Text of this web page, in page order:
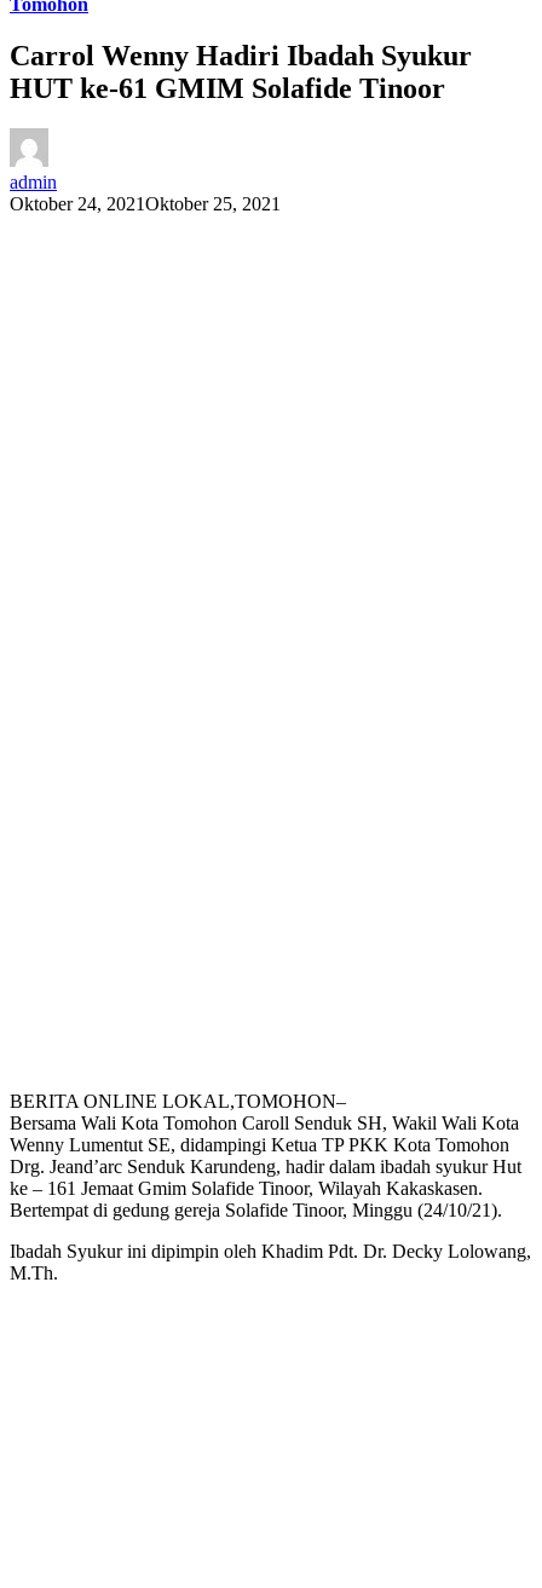
Carrol Wenny Hadiri Ibadah Syukur
HUT ke-61 GMIM Solafide Tinoor
admin
Oktober 24, 2021Oktober 25, 2021
BERITA ONLINE LOKAL,TOMOHON–
Bersama Wali Kota Tomohon Caroll Senduk SH, Wakil Wali Kota
Wenny Lumentut SE, didampingi Ketua TP PKK Kota Tomohon
Drg. Jeand’arc Senduk Karundeng, hadir dalam ibadah syukur Hut
ke – 161 Jemaat Gmim Solafide Tinoor, Wilayah Kakaskasen.
Bertempat di gedung gereja Solafide Tinoor, Minggu (24/10/21).
Ibadah Syukur ini dipimpin oleh Khadim Pdt. Dr. Decky Lolowang,
M.Th.